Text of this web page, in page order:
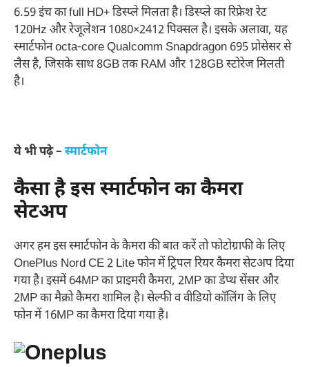
6.59 इंच का full HD+ डिस्प्ले मिलता है। डिस्प्ले का रिफ्रेश रेट
120Hz और रेजूलेशन 1080×2412 पिक्सल है। इसके अलावा, यह
स्मार्टफोन octa-core Qualcomm Snapdragon 695 प्रोसेसर से
लैस है, जिसके साथ 8GB तक RAM और 128GB स्टोरेज मिलती
है।
ये भी पढ़े – स्मार्टफोन
कैसा है इस स्मार्टफोन का कैमरा
सेटअप
अगर हम इस स्मार्टफोन के कैमरा की बात करें तो फोटोग्राफी के लिए
OnePlus Nord CE 2 Lite फोन में ट्रिपल रियर कैमरा सेटअप दिया
गया है। इसमें 64MP का प्राइमरी कैमरा, 2MP का डेप्थ सेंसर और
2MP का मैक्रो कैमरा शामिल है। सेल्फी व वीडियो कॉलिंग के लिए
फोन में 16MP का कैमरा दिया गया है।